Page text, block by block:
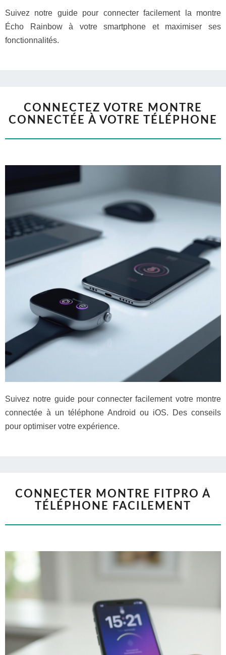
Suivez notre guide pour connecter facilement la montre
Écho Rainbow à votre smartphone et maximiser ses
fonctionnalités.
CONNECTEZ VOTRE MONTRE
CONNECTÉE À VOTRE TÉLÉPHONE
Suivez notre guide pour connecter facilement votre montre
connectée à un téléphone Android ou iOS. Des conseils
pour optimiser votre expérience.
CONNECTER MONTRE FITPRO À
TÉLÉPHONE FACILEMENT